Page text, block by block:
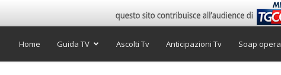
Super
Home Guida TV Ascolti Tv Anticipazioni Tv Soap opera